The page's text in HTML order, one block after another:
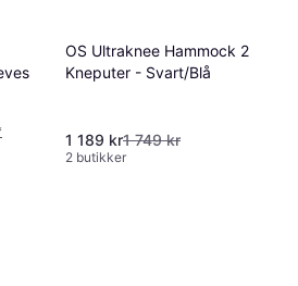
OS Ultraknee Hammock 2
Kneputer - Svart/Blå
1 189 kr1 749 kr
2 butikker